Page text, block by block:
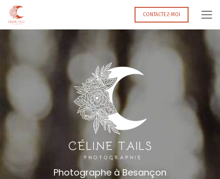
Aller
contenu
CONTACTEZ-MOI
Photographe à Besançon